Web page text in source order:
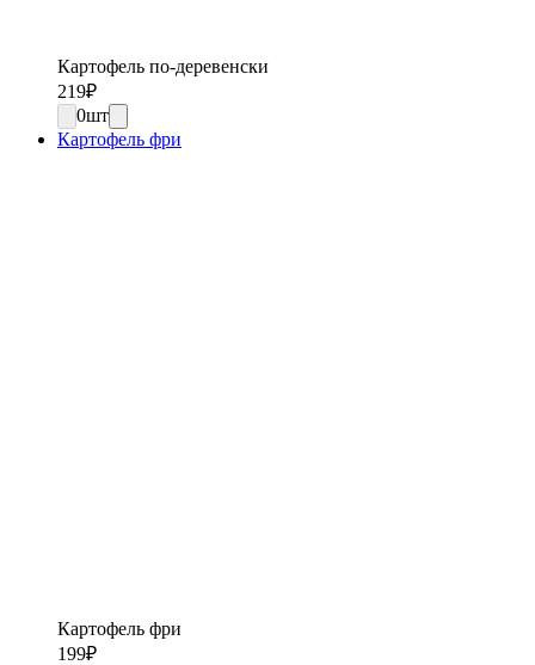
Картофель по-деревенски
219₽
0шт
Картофель фри
Картофель фри
199₽